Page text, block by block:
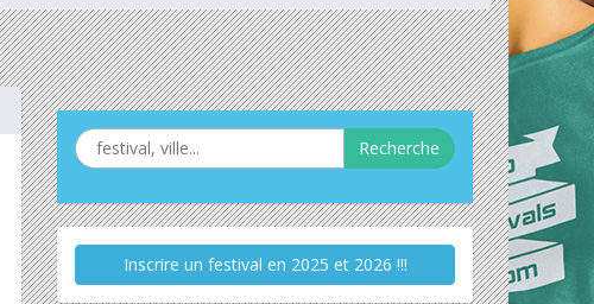
Recherche
Inscrire un festival en 2025 et 2026 !!!